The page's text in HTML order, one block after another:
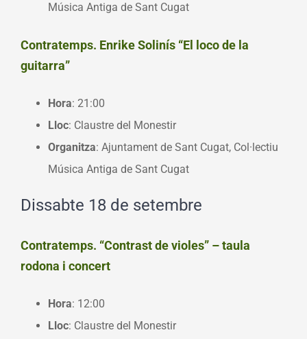
Música Antiga de Sant Cugat
Contratemps. Enrike Solinís “El loco de la
guitarra”
Hora: 21:00
Lloc: Claustre del Monestir
Organitza: Ajuntament de Sant Cugat, Col·lectiu
Música Antiga de Sant Cugat
Dissabte 18 de setembre
Contratemps. “Contrast de violes” – taula
rodona i concert
Hora: 12:00
Lloc: Claustre del Monestir